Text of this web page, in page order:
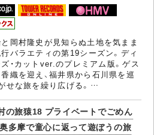
岡村隆史が見知らぬ土地を気まま
バラエティの第19シーズン。ディ
・カットver.のプレミアム版。ゲス
織を迎え、福井県から石川県を巡
せな旅を繰り広げる。…
の旅猿18 プライベートでごめん
多摩で童心に返って遊ぼうの旅